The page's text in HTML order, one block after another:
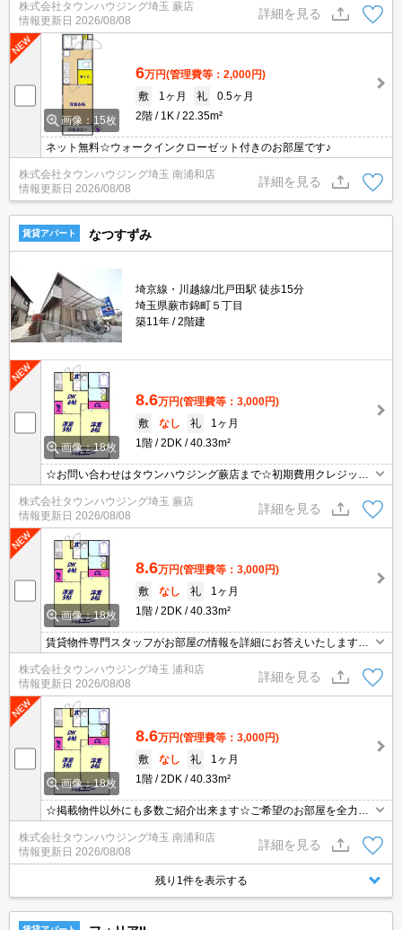
株式会社タウンハウジング埼玉 蕨店
情報更新日 2026/08/08
詳細を見る
画像：15枚
6万円(管理費等：2,000円)
敷
1ヶ月 礼
0.5ヶ月
2階
1K 22.35m²
ネット無料☆ウォークインクローゼット付きのお部屋です♪
株式会社タウンハウジング埼玉 南浦和店
情報更新日 2026/08/08
詳細を見る
賃貸アパート なつすずみ
埼京線・川越線/北戸田駅 徒歩15分
埼玉県蕨市錦町５丁目
築11年
2階建
画像：18枚
8.6万円(管理費等：3,000円)
敷
なし 礼
1ヶ月
1階
2DK 40.33m²
☆お問い合わせはタウンハウジング蕨店まで☆初期費用クレジット
決済相談☆オンラインでの内見・契約もお気軽にご相談ください！
株式会社タウンハウジング埼玉 蕨店
情報更新日 2026/08/08
詳細を見る
画像：18枚
8.6万円(管理費等：3,000円)
敷
なし 礼
1ヶ月
1階
2DK 40.33m²
賃貸物件専門スタッフがお部屋の情報を詳細にお答えいたします。
お問合わせはタウンハウジング浦和店まで♪
株式会社タウンハウジング埼玉 浦和店
情報更新日 2026/08/08
詳細を見る
画像：18枚
8.6万円(管理費等：3,000円)
敷
なし 礼
1ヶ月
1階
2DK 40.33m²
☆掲載物件以外にも多数ご紹介出来ます☆ご希望のお部屋を全力で
お探しさせて頂きます♪
株式会社タウンハウジング埼玉 南浦和店
情報更新日 2026/08/08
詳細を見る
残り1件を表示する